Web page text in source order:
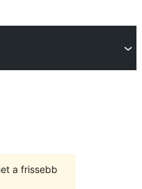
a frissebb